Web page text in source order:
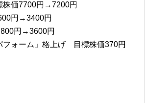
価7700円→7200円
円→3400円
円→3600円
ォーム」格上げ 目標株価370円